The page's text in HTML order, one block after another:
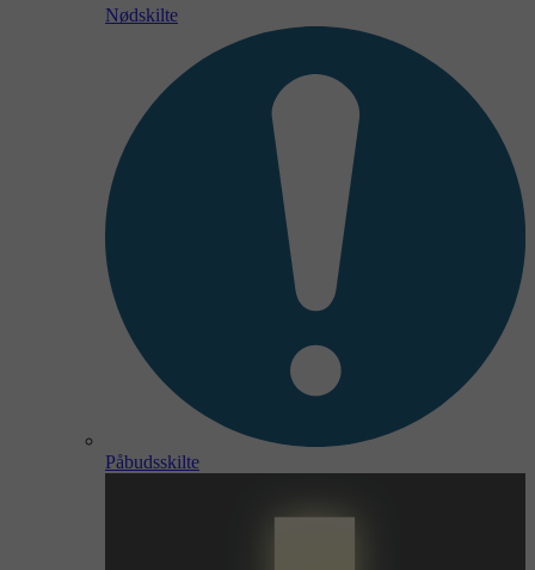
Nødskilte
Påbudsskilte